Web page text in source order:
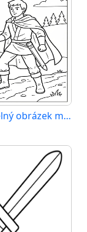
Tisknutelný obrázek meče